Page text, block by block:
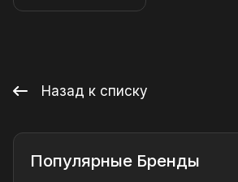
Назад к списку
Популярные Бренды